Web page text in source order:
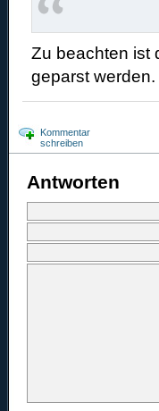
Zu beachten ist
geparst werden.
Kommentar
schreiben
Antworten